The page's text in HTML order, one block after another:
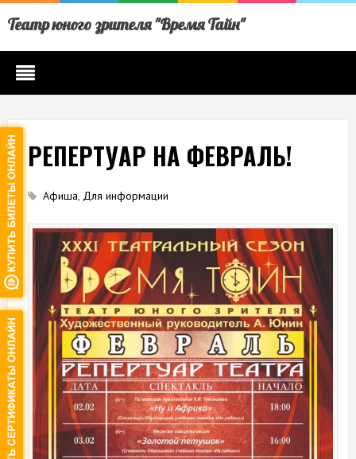
Театр юного зрителя "Время Тайн"
РЕПЕРТУАР НА ФЕВРАЛЬ!
Афиша, Для информации